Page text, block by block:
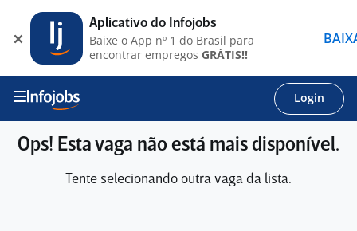
Login
Ops! Esta vaga não está mais disponível.
Tente selecionando outra vaga da lista.
Aplicativo do Infojobs
Baixe o App nº 1 do Brasil para
encontrar empregos GRÁTIS!!